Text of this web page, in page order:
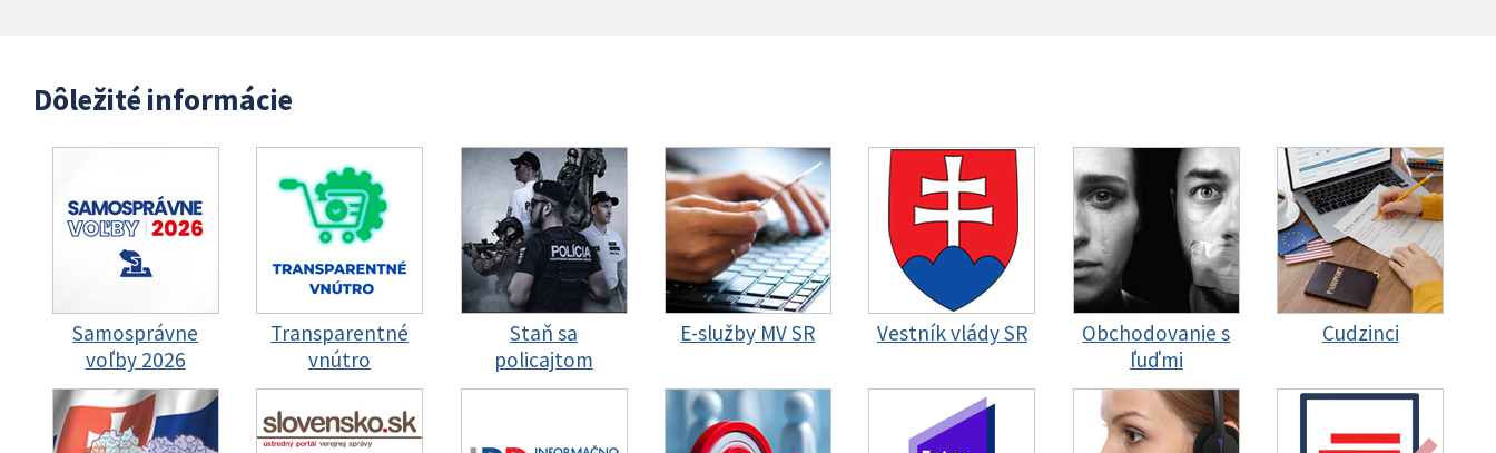
Dôležité informácie
Samosprávne
voľby 2026
Transparentné
vnútro
Staň sa
policajtom
E-služby MV SR Vestník vlády SR
Obchodovanie s
ľuďmi
Cudzinci